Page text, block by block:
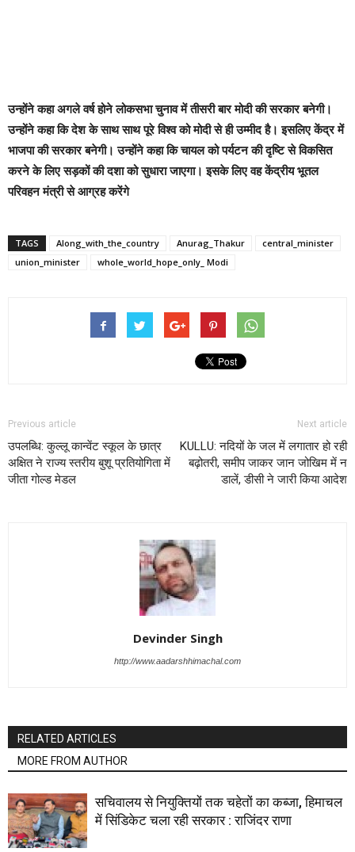
उन्होंने कहा अगले वर्ष होने लोकसभा चुनाव में तीसरी बार मोदी की सरकार बनेगी।
उन्होंने कहा कि देश के साथ साथ पूरे विश्व को मोदी से ही उम्मीद है। इसलिए केंद्र में
भाजपा की सरकार बनेगी। उन्होंने कहा कि चायल को पर्यटन की दृष्टि से विकसित
करने के लिए सड़कों की दशा को सुधारा जाएगा। इसके लिए वह केंद्रीय भूतल
परिवहन मंत्री से आग्रह करेंगे
TAGS Along_with_the_country Anurag_Thakur
central_minister
union_minister
whole_world_hope_only_ Modi
Previous article
उपलब्धि: कुल्लू कान्वेंट स्कूल के छात्र
अक्षित ने राज्य स्तरीय बुशू प्रतियोगिता में
जीता गोल्ड मेडल
Next article
KULLU: नदियों के जल में लगातार हो रही
बढ़ोतरी, समीप जाकर जान जोखिम में न
डालें, डीसी ने जारी किया आदेश
Devinder Singh
http://www.aadarshhimachal.com
RELATED ARTICLES
MORE FROM AUTHOR
सचिवालय से नियुक्तियों तक चहेतों का कब्जा, हिमाचल
में सिंडिकेट चला रही सरकार : राजिंदर राणा